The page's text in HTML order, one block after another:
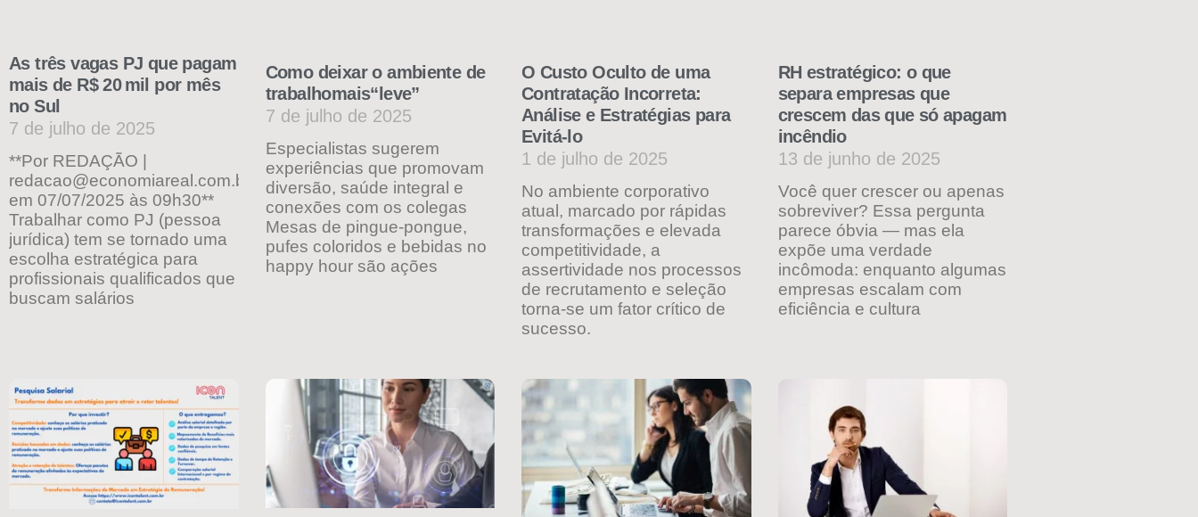
As três vagas PJ que pagam
mais de R$ 20 mil por mês
no Sul
7 de julho de 2025
**Por REDAÇÃO |
redacao@economiareal.com.brPublicado
em 07/07/2025 às 09h30**
Trabalhar como PJ (pessoa
jurídica) tem se tornado uma
escolha estratégica para
profissionais qualificados que
buscam salários
Como deixar o ambiente de
trabalhomais“leve”
7 de julho de 2025
Especialistas sugerem
experiências que promovam
diversão, saúde integral e
conexões com os colegas
Mesas de pingue-pongue,
pufes coloridos e bebidas no
happy hour são ações
O Custo Oculto de uma
Contratação Incorreta:
Análise e Estratégias para
Evitá-lo
1 de julho de 2025
No ambiente corporativo
atual, marcado por rápidas
transformações e elevada
competitividade, a
assertividade nos processos
de recrutamento e seleção
torna-se um fator crítico de
sucesso.
RH estratégico: o que
separa empresas que
crescem das que só apagam
incêndio
13 de junho de 2025
Você quer crescer ou apenas
sobreviver? Essa pergunta
parece óbvia — mas ela
expõe uma verdade
incômoda: enquanto algumas
empresas escalam com
eficiência e cultura